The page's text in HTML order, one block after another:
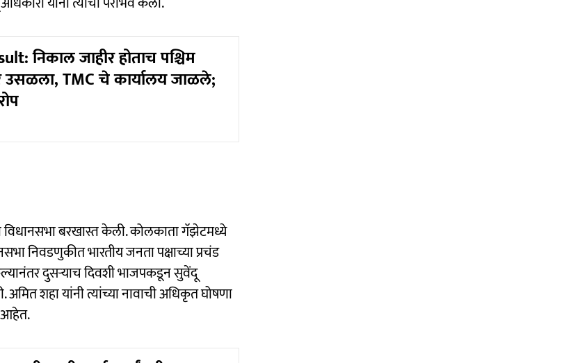
निकाल जाहीर होताच पश्चिम
उसळला, TMC चे कार्यालय जाळले;
विधानसभा बरखास्त केली. कोलकाता गॅझेटमध्ये
निवडणुकीत भारतीय जनता पक्षाच्या प्रचंड
दुसऱ्याच दिवशी भाजपकडून सुवेंदू
शहा यांनी त्यांच्या नावाची अधिकृत घोषणा
आहेत.